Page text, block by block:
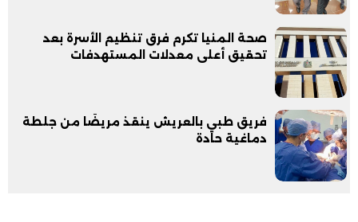
صحة المنيا تكرم فرق تنظيم الأسرة بعد
تحقيق أعلى معدلات المستهدفات
فريق طبي بالعريش ينقذ مريضًا من جلطة
دماغية حادة